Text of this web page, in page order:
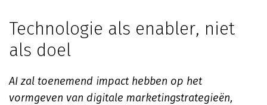
Technologie als enabler, niet
als doel
AI zal toenemend impact hebben op het
vormgeven van digitale marketingstrategieën,